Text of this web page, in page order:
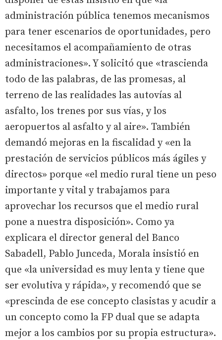
administración pública tenemos mecanismos
para tener escenarios de oportunidades, pero
necesitamos el acompañamiento de otras
administraciones». Y solicitó que «trascienda
todo de las palabras, de las promesas, al
terreno de las realidades las autovías al
asfalto, los trenes por sus vías, y los
aeropuertos al asfalto y al aire». También
demandó mejoras en la fiscalidad y «en la
prestación de servicios públicos más ágiles y
directos» porque «el medio rural tiene un peso
importante y vital y trabajamos para
aprovechar los recursos que el medio rural
pone a nuestra disposición». Como ya
explicara el director general del Banco
Sabadell, Pablo Junceda, Morala insistió en
que «la universidad es muy lenta y tiene que
ser evolutiva y rápida», y recomendó que se
«prescinda de ese concepto clasistas y acudir a
un concepto como la FP dual que se adapta
mejor a los cambios por su propia estructura».